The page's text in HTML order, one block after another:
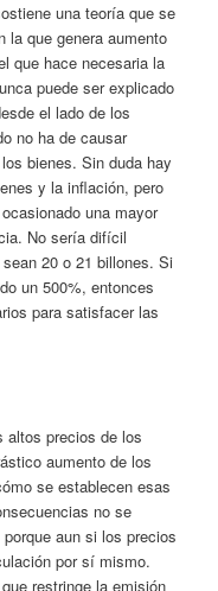
una teoría que se
la que genera aumento
que hace necesaria la
puede ser explicado
el lado de los
no ha de causar
bienes. Sin duda hay
y la inflación, pero
una mayor
No sería difícil
20 o 21 billones. Si
un 500%, entonces
para satisfacer las
altos precios de los
aumento de los
se establecen esas
no se
aun si los precios
por sí mismo.
restringe la emisión